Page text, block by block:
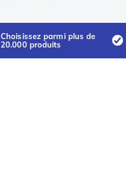
Choisissez parmi plus de
20.000 produits